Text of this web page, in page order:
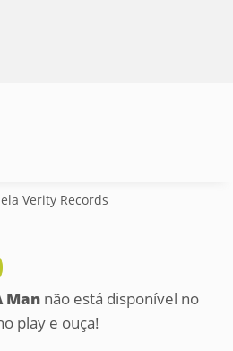
Verity Records
Man não está disponível no
play e ouça!